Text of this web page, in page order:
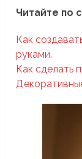
Читайте по
Как
руками.
Как сделать